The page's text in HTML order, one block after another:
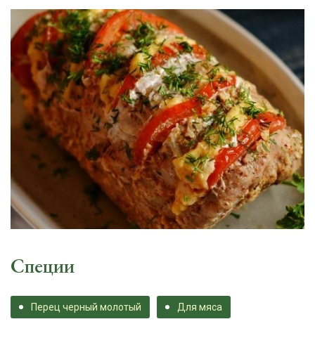
Специи
Перец черный молотый Для мяса